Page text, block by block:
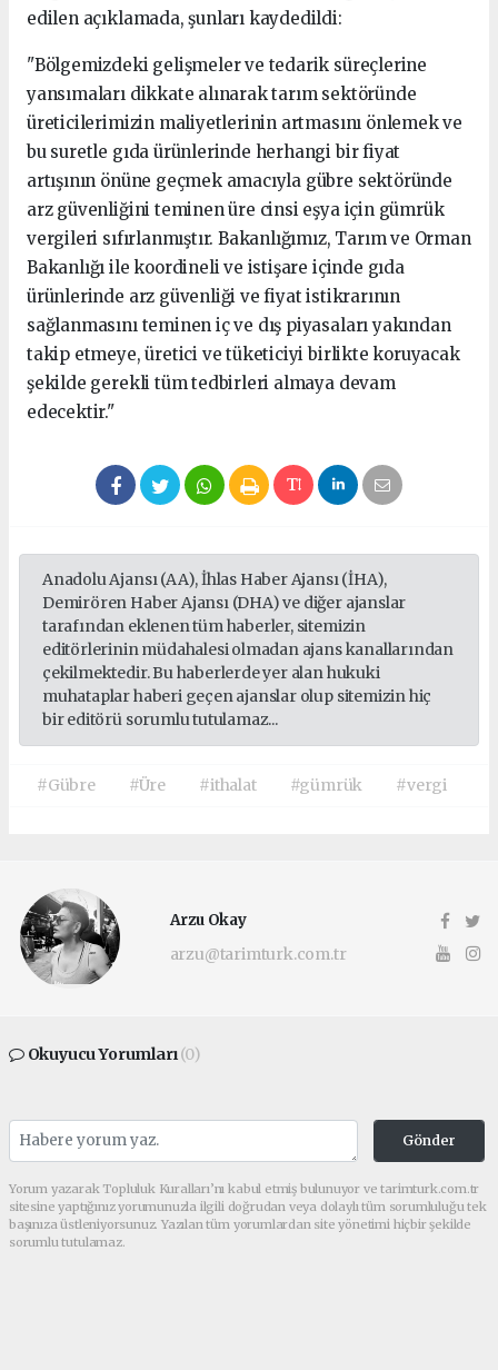
edilen açıklamada, şunları kaydedildi:
"Bölgemizdeki gelişmeler ve tedarik süreçlerine
yansımaları dikkate alınarak tarım sektöründe
üreticilerimizin maliyetlerinin artmasını önlemek ve
bu suretle gıda ürünlerinde herhangi bir fiyat
artışının önüne geçmek amacıyla gübre sektöründe
arz güvenliğini teminen üre cinsi eşya için gümrük
vergileri sıfırlanmıştır. Bakanlığımız, Tarım ve Orman
Bakanlığı ile koordineli ve istişare içinde gıda
ürünlerinde arz güvenliği ve fiyat istikrarının
sağlanmasını teminen iç ve dış piyasaları yakından
takip etmeye, üretici ve tüketiciyi birlikte koruyacak
şekilde gerekli tüm tedbirleri almaya devam
edecektir."
Anadolu Ajansı (AA), İhlas Haber Ajansı (İHA),
Demirören Haber Ajansı (DHA) ve diğer ajanslar
tarafından eklenen tüm haberler, sitemizin
editörlerinin müdahalesi olmadan ajans kanallarından
çekilmektedir. Bu haberlerde yer alan hukuki
muhataplar haberi geçen ajanslar olup sitemizin hiç
bir editörü sorumlu tutulamaz...
#Gübre #Üre #ithalat #gümrük #vergi
Arzu Okay
arzu@tarimturk.com.tr
Okuyucu Yorumları(0)
Gönder
Yorum yazarak Topluluk Kuralları’nı kabul etmiş bulunuyor ve tarimturk.com.tr
sitesine yaptığınız yorumunuzla ilgili doğrudan veya dolaylı tüm sorumluluğu tek
başınıza üstleniyorsunuz. Yazılan tüm yorumlardan site yönetimi hiçbir şekilde
sorumlu tutulamaz.